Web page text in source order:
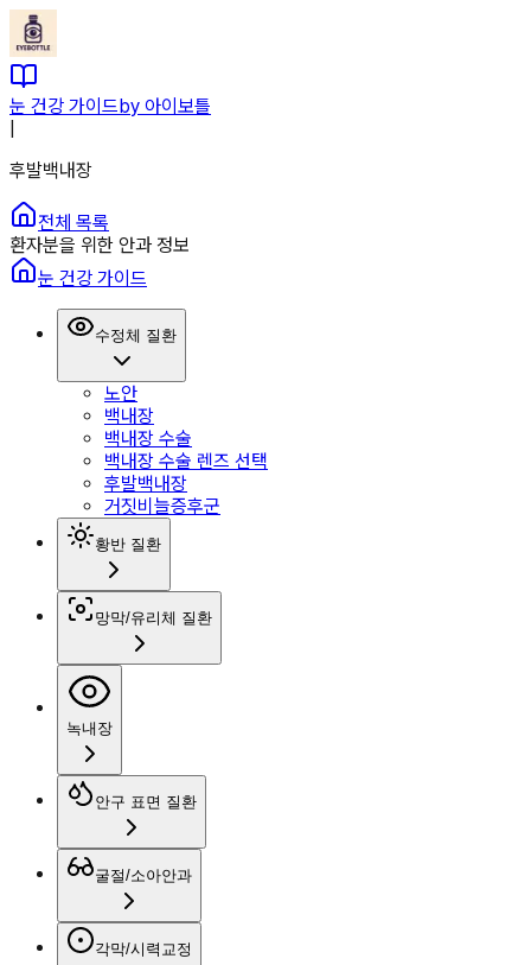
눈 건강 가이드by 아이보틀
후발백내장
전체 목록
환자분을 위한 안과 정보
눈 건강 가이드
수정체 질환
노안
백내장
백내장 수술
백내장 수술 렌즈 선택
후발백내장
거짓비늘증후군
황반 질환
망막/유리체 질환
녹내장
안구 표면 질환
굴절/소아안과
각막/시력교정